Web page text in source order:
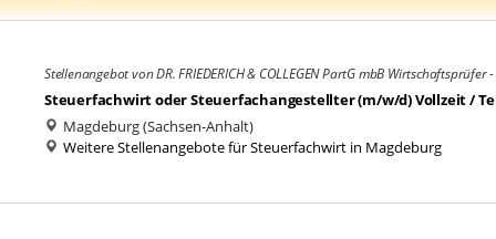
Stellenangebot von DR. FRIEDERICH & COLLEGEN PartG mbB
Steuerfachwirt oder Steuerfachangestellter (m/w/d) Vollzeit /
Magdeburg (Sachsen-Anhalt)
Weitere Stellenangebote für Steuerfachwirt in Magdeburg